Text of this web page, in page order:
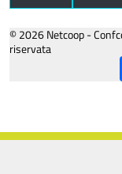
© 2026 Netcoop -
riservata